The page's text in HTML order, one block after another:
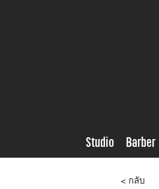
Studio Barber
< กลับ